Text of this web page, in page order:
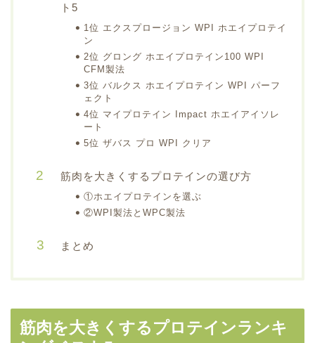
ト5
1位 エクスプロージョン WPI ホエイプロテイ
ン
2位 グロング ホエイプロテイン100 WPI
CFM製法
3位 バルクス ホエイプロテイン WPI パーフ
ェクト
4位 マイプロテイン Impact ホエイアイソレ
ート
5位 ザバス プロ WPI クリア
筋肉を大きくするプロテインの選び方
①ホエイプロテインを選ぶ
②WPI製法とWPC製法
まとめ
筋肉を大きくするプロテインランキ